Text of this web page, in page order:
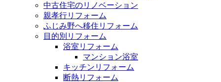
中古住宅のリノベーション
親孝行リフォーム
ふじみ野へ移住リフォーム
目的別リフォーム
浴室リフォーム
マンション浴室
キッチンリフォーム
断熱リフォーム